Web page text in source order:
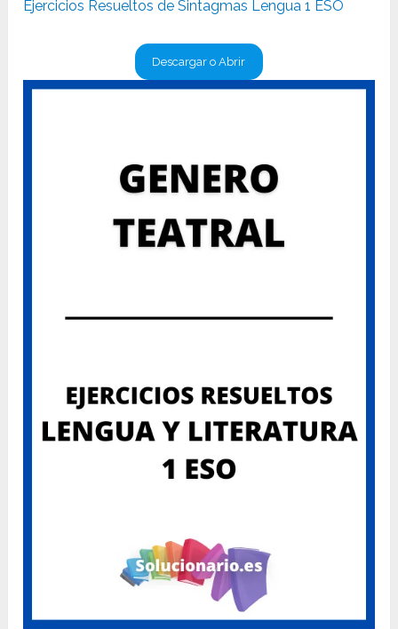
Ejercicios Resueltos de Sintagmas Lengua 1 ESO
Descargar o Abrir